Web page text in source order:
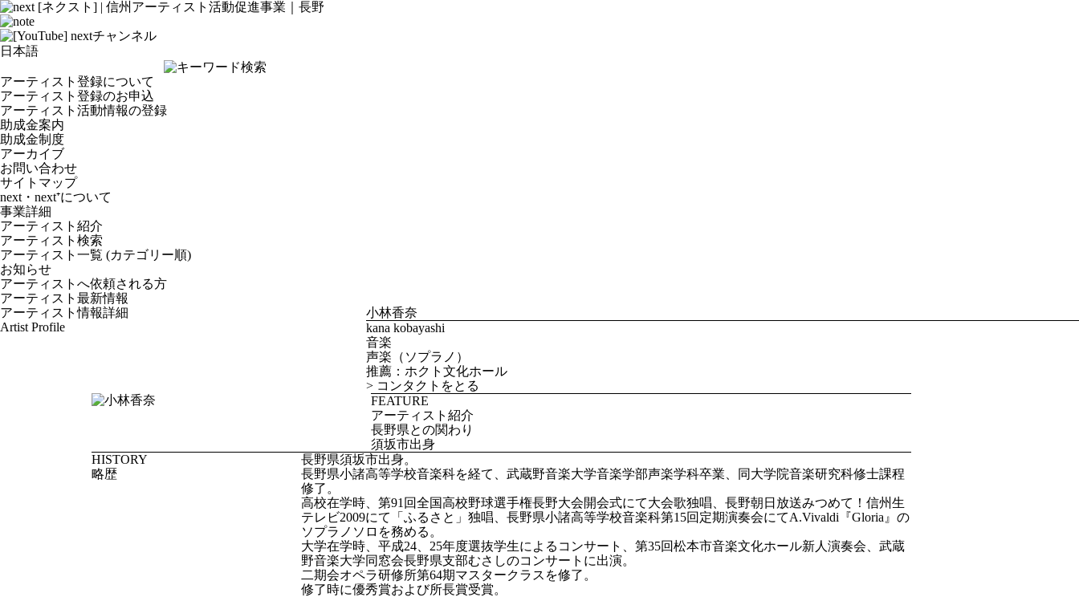
next・next⁺について
事業詳細
アーティスト紹介
アーティスト検索
アーティスト一覧 (カテゴリー順)
お知らせ
アーティストへ依頼される方
アーティスト最新情報
アーティスト登録について
アーティスト登録のお申込
アーティスト活動情報の登録
助成金案内
助成金制度
アーカイブ
お問い合わせ
サイトマップ
アーティスト情報詳細
Artist Profile
小林香奈
kana kobayashi
音楽
声楽（ソプラノ）
推薦：ホクト文化ホール
> コンタクトをとる
FEATURE
アーティスト紹介
長野県との関わり
須坂市出身
HISTORY
略歴
長野県須坂市出身。
長野県小諸高等学校音楽科を経て、武蔵野音楽大学音楽学部声楽学科卒業、同大学院音楽研究科修士課程
修了。
高校在学時、第91回全国高校野球選手権長野大会開会式にて大会歌独唱、長野朝日放送みつめて！信州生
テレビ2009にて「ふるさと」独唱、長野県小諸高等学校音楽科第15回定期演奏会にてA.Vivaldi『Gloria』の
ソプラノソロを務める。
大学在学時、平成24、25年度選抜学生によるコンサート、第35回松本市音楽文化ホール新人演奏会、武蔵
野音楽大学同窓会長野県支部むさしのコンサートに出演。
二期会オペラ研修所第64期マスタークラスを修了。
修了時に優秀賞および所長賞受賞。